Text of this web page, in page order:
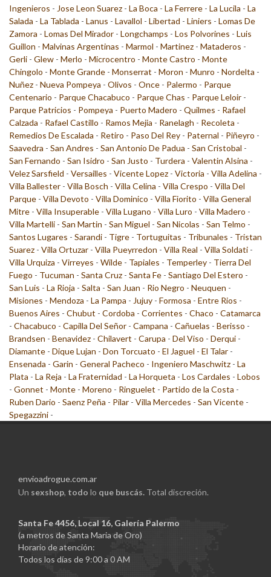
Ingenieros - Jose Leon Suarez - La Boca - La Ferrere - La Lucila - La
Salada - La Tablada - Lanus - Lavallol - Libertad - Liniers - Lomas De
Zamora - Lomas Del Mirador - Longchamps - Los Polvorines - Luis
Guillon - Malvinas Argentinas - Marmol - Martinez - Mataderos -
Gerli - Glew - Merlo - Microcentro - Monte Castro - Monte
Chingolo - Monte Grande - Monserrat - Moron - Munro - Nordelta -
Nuñez - Nueva Pompeya - Olivos - Once - Palermo - Parque
Centenario - Parque Chacabuco - Parque Chas - Parque Leloir -
Parque Patricios - Pompeya - Puerto Madero - Quilmes - Rafael
Calzada - Rafael Castillo - Ramos Mejia - Ranelagh - Recoleta -
Remedios De Escalada - Retiro - Paso Del Rey - Paternal - Piñeyro -
Saavedra - San Andres - San Antonio De Padua - San Cristobal -
San Fernando - San Isidro - San Justo - Turdera - Valentin Alsina -
Velez Sarsfield - Versailles - Vicente Lopez - Victoria - Villa Adelina -
Villa Ballester - Villa Bosch - Villa Celina - Villa Crespo - Villa Del
Parque - Villa Devoto - Villa Dominico - Villa Fiorito - Villa General
Mitre - Villa Insuperable - Villa Lugano - Villa Luro - Villa Madero -
Villa Martelli - San Martin - San Miguel - San Nicolas - San Telmo -
Santos Lugares - Sarandi - Tigre - Tortuguitas - Tribunales - Tristan
Suarez - Villa Ortuzar - Villa Pueyrredon - Villa Real - Villa Soldati -
Villa Urquiza - Virreyes - Wilde - Tapiales - Temperley - Tierra Del
Fuego - Tucuman - Santa Cruz - Santa Fe - Santiago Del Estero -
San Luis - La Rioja - Salta - San Juan - Rio Negro - Neuquen -
Misiones - Mendoza - La Pampa - Jujuy - Formosa - Entre Rios -
Buenos Aires - Chubut - Cordoba - Corrientes - Chaco - Catamarca
- Chacabuco - Capilla Del Señor - Campana - Cañuelas - Berisso -
Brandsen - Benavidez - Chilavert - Carupa - Del Viso - Derqui -
Diamante - Dique Lujan - Don Torcuato - El Jaguel - El Talar -
Ensenada - Garin - General Pacheco - Ingeniero Maschwitz - La
Plata - La Reja - La Fraternidad - La Horqueta - Los Cardales - Lobos
- Gonnet - Monte - Moreno - Ringuelet - Partido de la Costa -
Ruben Dario - Saenz Peña - Pilar - Villa Mercedes - San Vicente -
Spegazzini -
envioadrogue.com.ar
Un sexshop, todo lo que buscás. Total discreción.
Santa Fe 4456, Local 16, Galería Palermo
(a metros de Santa Maria de Oro)
Horario de atención:
Todos los días de 9:00 a 0 AM